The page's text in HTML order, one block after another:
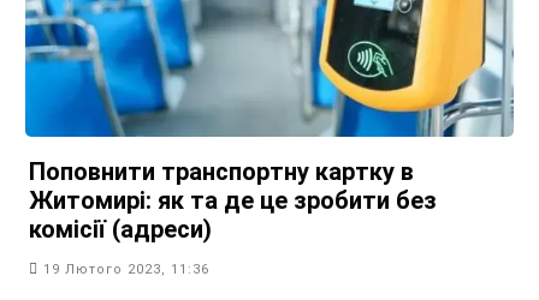
Поповнити транспортну картку в
Житомирі: як та де це зробити без
комісії (адреси)
19 Лютого 2023, 11:36